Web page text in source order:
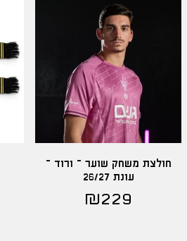
חולצת משחק שוער – ורוד –
עונת 26/27
₪229